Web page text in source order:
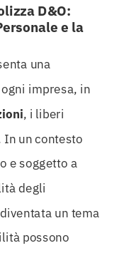
D&O:
e la
una
impresa, in
, i liberi
un contesto
e soggetto a
degli
un tema
possono